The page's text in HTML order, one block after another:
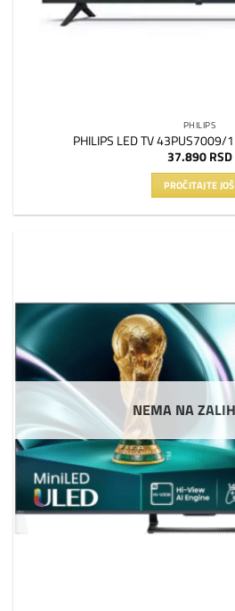
PHILIPS
PHILIPS LED TV 43PUS7009/
37.890 RSD
PROČITAJTE JOŠ
NEMA NA